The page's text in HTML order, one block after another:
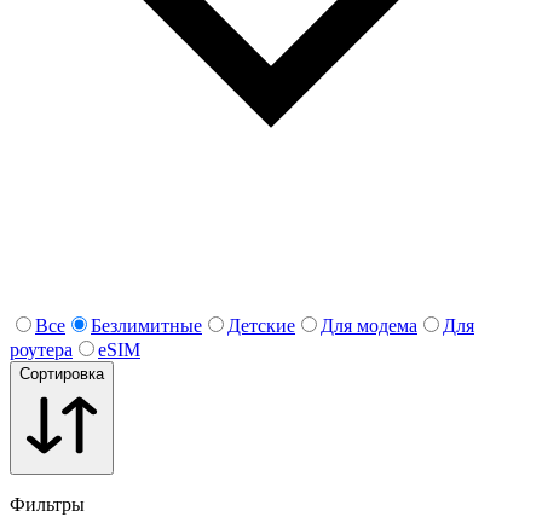
Все Безлимитные Детские Для модема
Для
роутера
eSIM
Сортировка
Фильтры